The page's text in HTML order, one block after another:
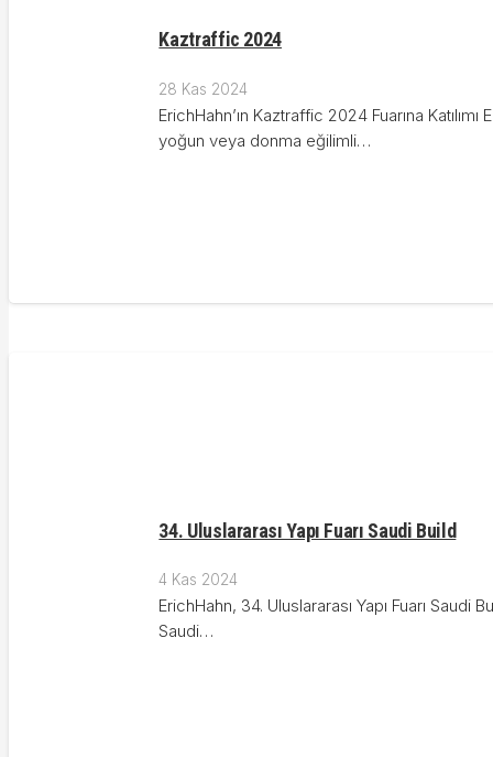
Kaztraffic 2024
28 Kas 2024
ErichHahn’ın Kaztraffic 2024 Fuarına
yoğun veya donma eğilimli…
34. Uluslararası Yapı Fuarı Saudi Build
4 Kas 2024
ErichHahn, 34. Uluslararası Yapı Fuarı Saudi
Saudi…